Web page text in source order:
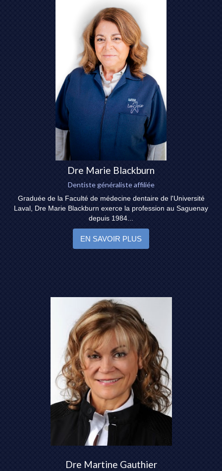
Dre Marie Blackburn
Dentiste généraliste affiliée
Graduée de la Faculté de médecine dentaire de l'Université
Laval, Dre Marie Blackburn exerce la profession au Saguenay
depuis 1984...
EN SAVOIR PLUS
Dre Martine Gauthier